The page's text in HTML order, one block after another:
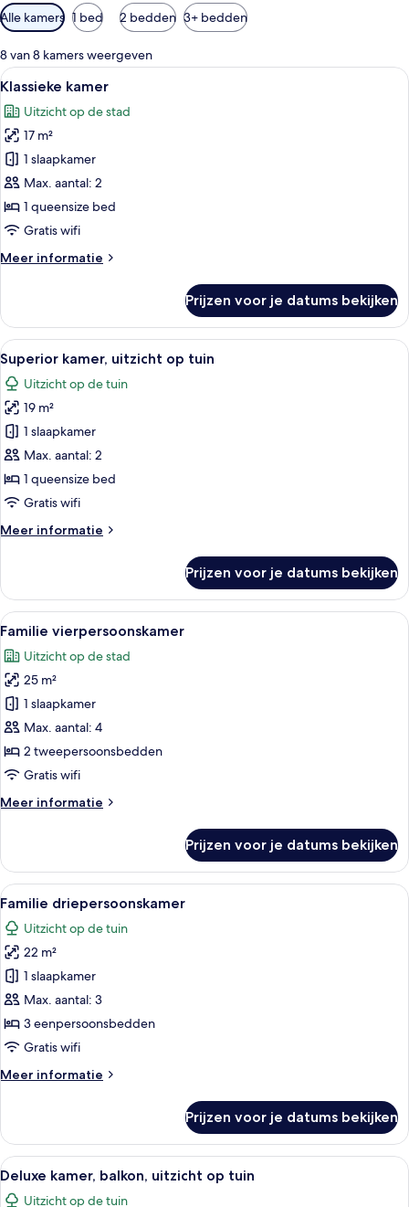
Beschikbare
filters
voor
kamers
Alle kamers 1 bed 2 bedden 3+ bedden
8 van 8 kamers weergeven
Alle
foto's
voor
Klassieke
kamer
laden
Een hotelkamer met een groot bed,
7
Klassieke kamer
Uitzicht op de stad
17 m²
1 slaapkamer
Max. aantal: 2
1 queensize bed
Gratis wifi
Meer informatie
Meer
kamer
Prijzen voor je datums bekijken
Alle
foto's
voor
Superior
kamer,
uitzicht
op
tuin
Een hotelkamer met een groot bed,
8
Superior kamer, uitzicht op tuin
Uitzicht op de tuin
19 m²
1 slaapkamer
Max. aantal: 2
1 queensize bed
Gratis wifi
Meer informatie
Meer
kamer,
uitzicht
op
Prijzen voor je datums bekijken
Alle
foto's
voor
Familie
vierpersoonskamer
laden
Een hotelkamer met twee bedden,
11
Familie vierpersoonskamer
Uitzicht op de stad
25 m²
1 slaapkamer
Max. aantal: 4
2 tweepersoonsbedden
Gratis wifi
Meer informatie
Meer
vierpersoonskamer
Prijzen voor je datums bekijken
Alle
foto's
voor
Familie
driepersoonskamer
laden
Een slaapkamer met twee bedden,
6
Familie driepersoonskamer
Uitzicht op de tuin
22 m²
1 slaapkamer
Max. aantal: 3
3 eenpersoonsbedden
Gratis wifi
Meer informatie
Meer
driepersoonskamer
Prijzen voor je datums bekijken
Alle
foto's
Deluxe kamer, balkon, uitzicht op
7
Deluxe kamer, balkon, uitzicht op tuin
Uitzicht op de tuin